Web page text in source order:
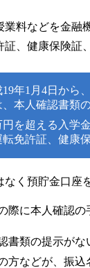
業料などを金融
証、健康保険証
19年1月4日から
、本人確認書類
円を超える入学
転免許証、健康
く預貯金口座
際に本人確認
書類の提示がな
方などが、振